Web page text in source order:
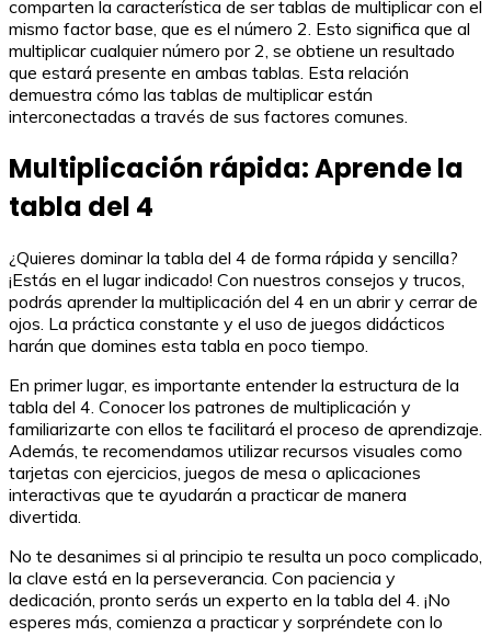
comparten la característica de ser tablas de multiplicar con el
mismo factor base, que es el número 2. Esto significa que al
multiplicar cualquier número por 2, se obtiene un resultado
que estará presente en ambas tablas. Esta relación
demuestra cómo las tablas de multiplicar están
interconectadas a través de sus factores comunes.
Multiplicación rápida: Aprende la
tabla del 4
¿Quieres dominar la tabla del 4 de forma rápida y sencilla?
¡Estás en el lugar indicado! Con nuestros consejos y trucos,
podrás aprender la multiplicación del 4 en un abrir y cerrar de
ojos. La práctica constante y el uso de juegos didácticos
harán que domines esta tabla en poco tiempo.
En primer lugar, es importante entender la estructura de la
tabla del 4. Conocer los patrones de multiplicación y
familiarizarte con ellos te facilitará el proceso de aprendizaje.
Además, te recomendamos utilizar recursos visuales como
tarjetas con ejercicios, juegos de mesa o aplicaciones
interactivas que te ayudarán a practicar de manera
divertida.
No te desanimes si al principio te resulta un poco complicado,
la clave está en la perseverancia. Con paciencia y
dedicación, pronto serás un experto en la tabla del 4. ¡No
esperes más, comienza a practicar y sorpréndete con lo